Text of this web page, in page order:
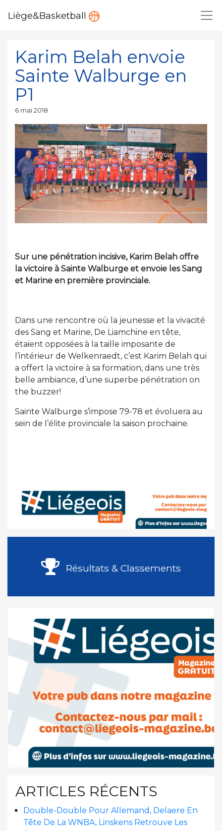
Liège&Basketball
Karim Belah envoie
Sainte Walburge en
P1
Publié
6 mai 2018
Sur une pénétration incisive, Karim Belah offre
la victoire à Sainte Walburge et envoie les Sang
et Marine en première provinciale.
Dans une rencontre où la jeunesse et la vivacité
des Sang et Marine, De Liamchine en tête,
étaient opposées à la taille imposante de
l’intérieur de Welkenraedt, c’est Karim Belah qui
a offert la victoire à sa formation, dans une très
belle ambiance, d’une superbe pénétration on
the buzzer!
Sainte Walburge s’impose 79-78 et évoluera au
sein de l’élite provinciale la saison prochaine.
Résultats & Classements
ARTICLES RÉCENTS
Double-Double Pour Allemand, Delaere En
Tête De La WNBA, Linskens Retrouve Les